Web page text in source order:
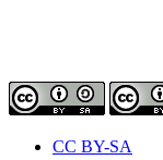
CC BY-SA